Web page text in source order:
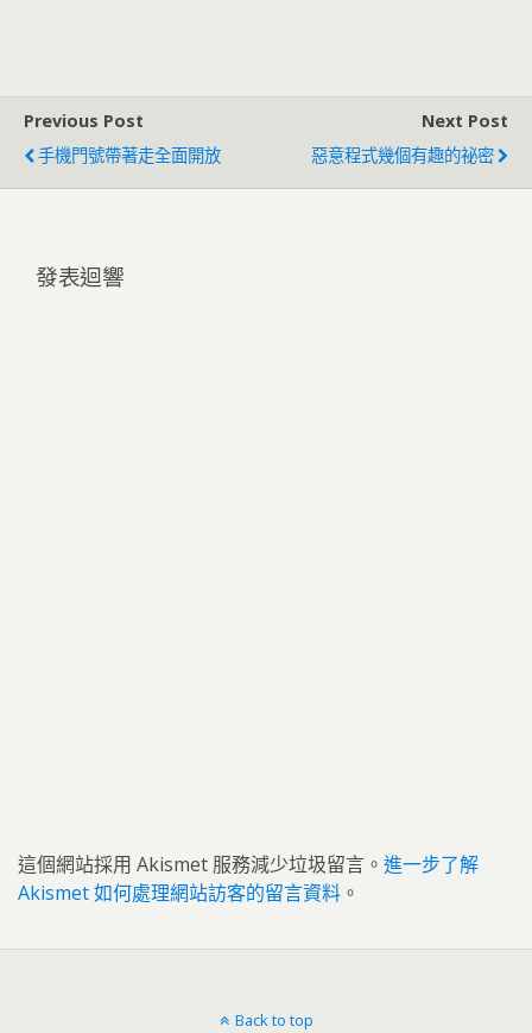
Previous Post
手機門號帶著走全面開放
Next Post
惡意程式幾個有趣的祕密
發表迴響
這個網站採用 Akismet 服務減少垃圾留言。 進一步了解
Akismet 如何處理網站訪客的留言資料 。
Back to top